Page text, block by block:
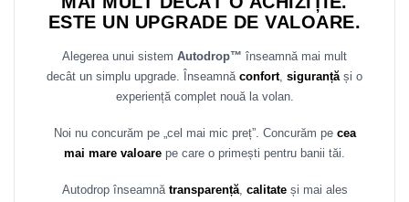
ESTE UN UPGRADE DE VALOARE.
Alegerea unui sistem Autodrop™ înseamnă mai mult
decât un simplu upgrade. Înseamnă confort, siguranțăși o
experiență complet nouă la volan.
Noi nu concurăm pe „cel mai mic preț”. Concurăm pe cea
mai mare valoare pe care o primești pentru banii tăi.
Autodrop înseamnă transparență, calitateși mai ales